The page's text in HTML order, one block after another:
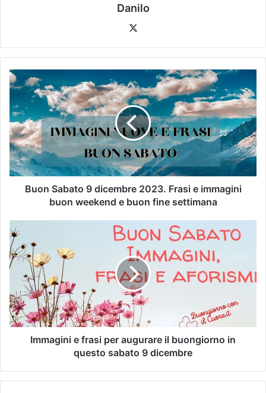
Danilo
Buon Sabato 9 dicembre 2023. Frasi e immagini
buon weekend e buon fine settimana
Immagini e frasi per augurare il buongiorno in
questo sabato 9 dicembre